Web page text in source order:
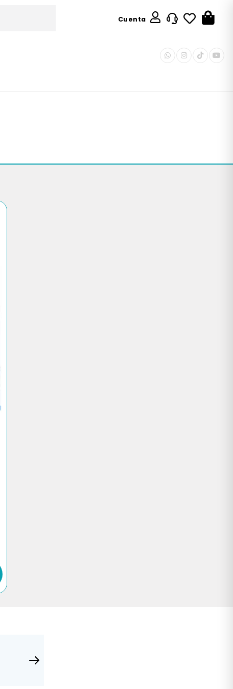
Cuenta